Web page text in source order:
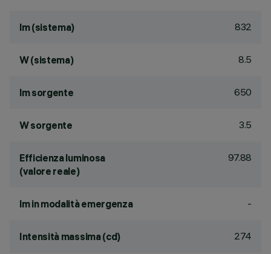
lm (sistema) 832
W (sistema) 8.5
lm sorgente 650
W sorgente 3.5
Efficienza luminosa
(valore reale)
97.88
lm in modalità emergenza -
Intensità massima (cd) 274